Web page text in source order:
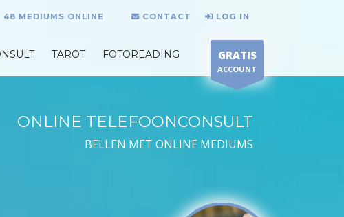
48 MEDIUMS ONLINE CONTACT LOG IN
TAROT FOTOREADING GRATIS
ACCOUNT
ONLINE TELEFOONCONSULT
BELLEN MET ONLINE MEDIUMS